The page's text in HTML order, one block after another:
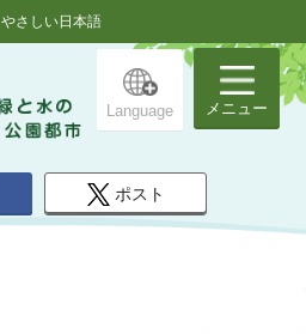
やさしい日本語
Language メニュー
ポスト